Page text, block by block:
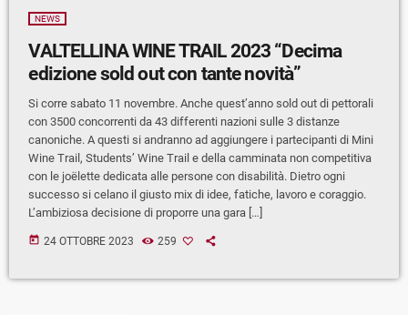
NEWS
VALTELLINA WINE TRAIL 2023 “Decima
edizione sold out con tante novità”
Si corre sabato 11 novembre. Anche quest’anno sold out di pettorali
con 3500 concorrenti da 43 differenti nazioni sulle 3 distanze
canoniche. A questi si andranno ad aggiungere i partecipanti di Mini
Wine Trail, Students’ Wine Trail e della camminata non competitiva
con le joëlette dedicata alle persone con disabilità. Dietro ogni
successo si celano il giusto mix di idee, fatiche, lavoro e coraggio.
L’ambiziosa decisione di proporre una gara […]
today 24 OTTOBRE 2023 259